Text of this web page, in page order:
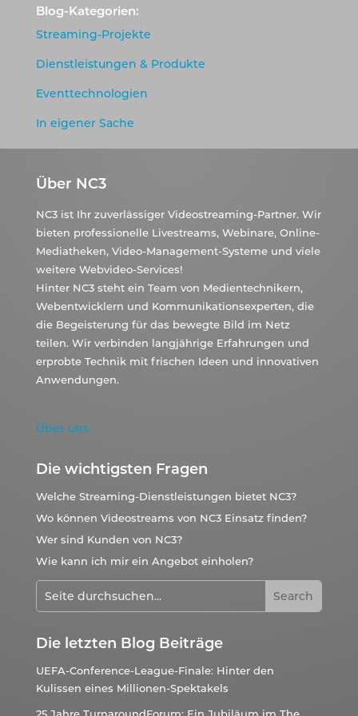
Blog-Kategorien:
Streaming-Projekte
Dienstleistungen & Produkte
Eventtechnologien
In eigener Sache
Über NC3
NC3 ist Ihr zuverlässiger Videostreaming-Partner. Wir
bieten professionelle Livestreams, Webinare, Online-
Mediatheken, Video-Management-Systeme und viele
weitere Webvideo-Services!
Hinter NC3 steht ein Team von Medientechnikern,
Webentwicklern und Kommunikationsexperten, die
die Begeisterung für das bewegte Bild im Netz
teilen. Wir verbinden langjährige Erfahrungen und
erprobte Technik mit frischen Ideen und innovativen
Anwendungen.
Über uns
Die wichtigsten Fragen
Welche Streaming-Dienstleistungen bietet NC3?
Wo können Videostreams von NC3 Einsatz finden?
Wer sind Kunden von NC3?
Wie kann ich mir ein Angebot einholen?
Die letzten Blog Beiträge
UEFA-Conference-League-Finale: Hinter den
Kulissen eines Millionen-Spektakels